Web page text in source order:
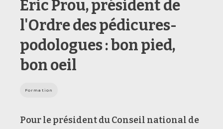
Éric Prou, président de
l'Ordre des pédicures-
podologues : bon pied,
bon oeil
Formation
Pour le président du Conseil national de